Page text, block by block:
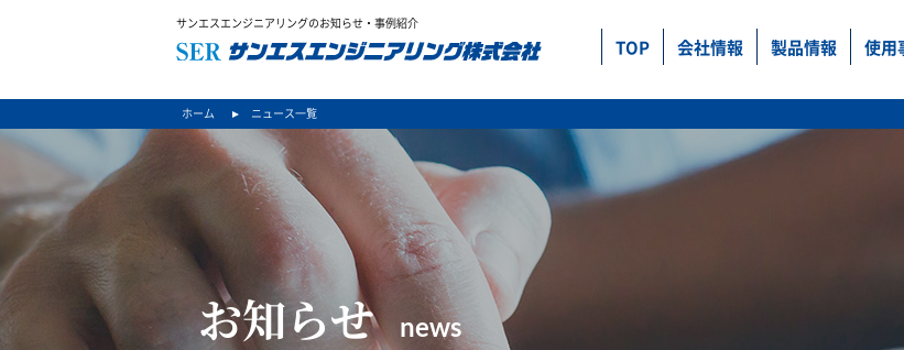
サンエスエンジニアリングのお知らせ・事例紹介
TOP 会社情報 製品情報 使用
ホーム ニュース一覧
お知らせ news